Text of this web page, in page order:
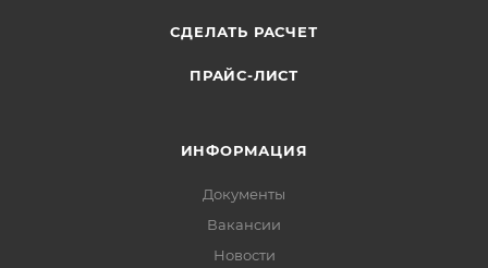
СДЕЛАТЬ РАСЧЕТ
ПРАЙС-ЛИСТ
ИНФОРМАЦИЯ
Документы
Вакансии
Новости